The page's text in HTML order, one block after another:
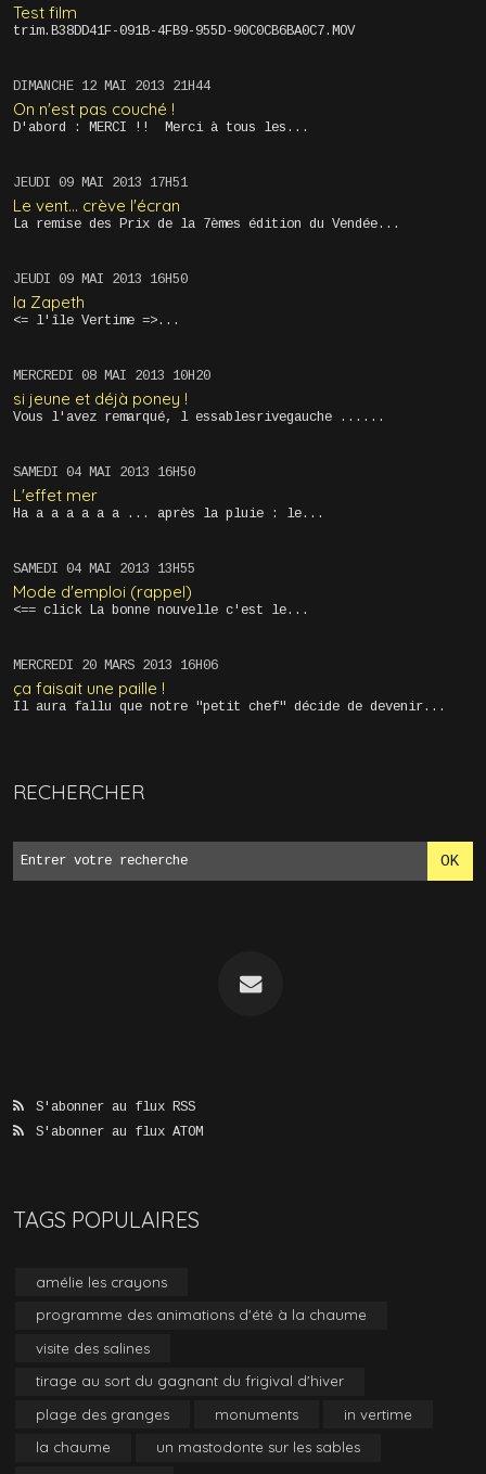
Test film
trim.B38DD41F-091B-4FB9-955D-90C0CB6BA0C7.MOV
DIMANCHE 12 MAI 2013 21H44
On n'est pas couché !
D'abord : MERCI !! Merci à tous les...
JEUDI 09 MAI 2013 17H51
Le vent... crève l'écran
La remise des Prix de la 7èmes édition du Vendée...
JEUDI 09 MAI 2013 16H50
la Zapeth
<= l'île Vertime =>...
MERCREDI 08 MAI 2013 10H20
si jeune et déjà poney !
Vous l'avez remarqué, l essablesrivegauche ......
SAMEDI 04 MAI 2013 16H50
L'effet mer
Ha a a a a a a ... après la pluie : le...
SAMEDI 04 MAI 2013 13H55
Mode d'emploi (rappel)
<== click La bonne nouvelle c'est le...
MERCREDI 20 MARS 2013 16H06
ça faisait une paille !
Il aura fallu que notre "petit chef" décide de devenir...
RECHERCHER
S'abonner au flux RSS
S'abonner au flux ATOM
TAGS POPULAIRES
amélie les crayons
programme des animations d'été à la chaume
visite des salines
tirage au sort du gagnant du frigival d'hiver
plage des granges
monuments
in vertime
la chaume
un mastodonte sur les sables